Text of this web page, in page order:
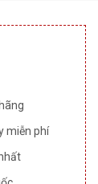
miễn phí